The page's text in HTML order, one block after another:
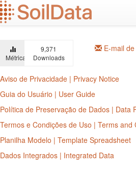
Ir
para
o
principal
Métricas
9,371
Downloads
E-mail de
Aviso de Privacidade | Privacy Notice
Guia do Usuário | User Guide
Política de Preservação de Dados | Data
Termos e Condições de Uso | Terms and
Planilha Modelo | Template Spreadsheet
Dados Integrados | Integrated Data